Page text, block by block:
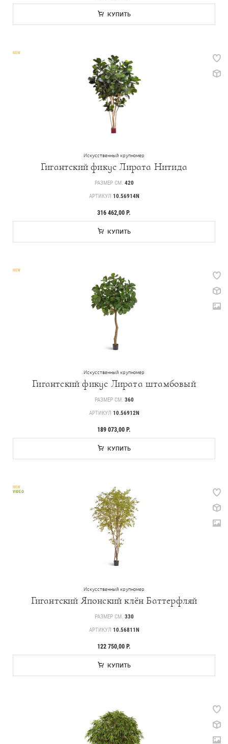
КУПИТЬ
NEW
Искусственный крупномер
Гигантский фикус Лирата Нитида
РАЗМЕР СМ. 420
АРТИКУЛ 10.56914N
316 462,00 Р.
КУПИТЬ
NEW
Искусственный крупномер
Гигантский фикус Лирата штамбовый
РАЗМЕР СМ. 360
АРТИКУЛ 10.56912N
189 073,00 Р.
КУПИТЬ
NEW
VIDEO
Искусственный крупномер
Гигантский Японский клён Баттерфляй
РАЗМЕР СМ. 330
АРТИКУЛ 10.56811N
122 750,00 Р.
КУПИТЬ